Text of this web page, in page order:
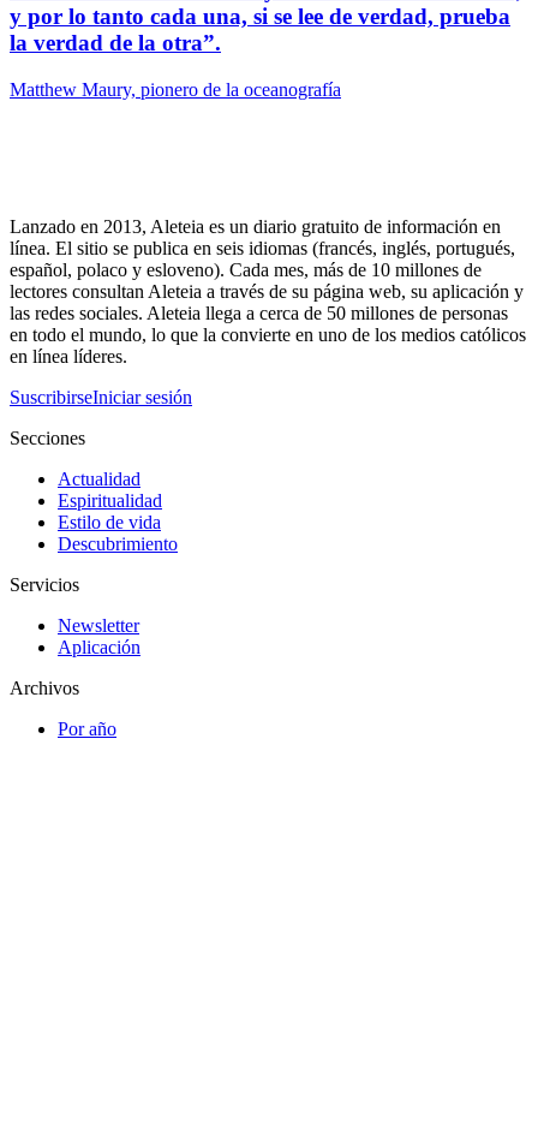
y por lo tanto cada una, si se lee de verdad, prueba
la verdad de la otra”.
Matthew Maury, pionero de la oceanografía
Lanzado en 2013, Aleteia es un diario gratuito de información en
línea. El sitio se publica en seis idiomas (francés, inglés, portugués,
español, polaco y esloveno). Cada mes, más de 10 millones de
lectores consultan Aleteia a través de su página web, su aplicación y
las redes sociales. Aleteia llega a cerca de 50 millones de personas
en todo el mundo, lo que la convierte en uno de los medios católicos
en línea líderes.
SuscribirseIniciar sesión
Secciones
Actualidad
Espiritualidad
Estilo de vida
Descubrimiento
Servicios
Newsletter
Aplicación
Archivos
Por año